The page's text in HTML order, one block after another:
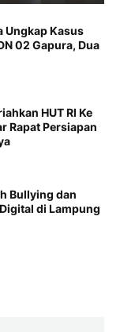
Ungkap Kasus
02 Gapura, Dua
HUT RI Ke
Rapat Persiapan
Bullying dan
di Lampung